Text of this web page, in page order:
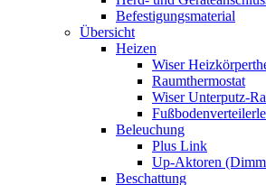
Befestigungsmaterial
Übersicht
Heizen
Wiser
Raumthermostat
Wiser Unterputz-
Beleuchung
Plus Link
Up-Aktoren
Beschattung